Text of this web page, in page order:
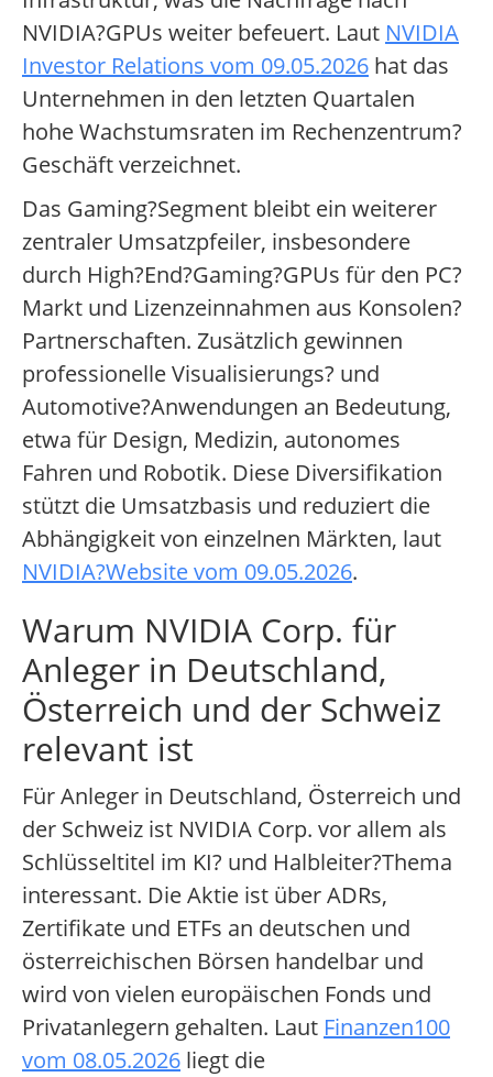
NVIDIA?GPUs weiter befeuert. Laut NVIDIA
Investor Relations vom 09.05.2026 hat das
Unternehmen in den letzten Quartalen
hohe Wachstumsraten im Rechenzentrum?
Geschäft verzeichnet.
Das Gaming?Segment bleibt ein weiterer
zentraler Umsatzpfeiler, insbesondere
durch High?End?Gaming?GPUs für den PC?
Markt und Lizenzeinnahmen aus Konsolen?
Partnerschaften. Zusätzlich gewinnen
professionelle Visualisierungs? und
Automotive?Anwendungen an Bedeutung,
etwa für Design, Medizin, autonomes
Fahren und Robotik. Diese Diversifikation
stützt die Umsatzbasis und reduziert die
Abhängigkeit von einzelnen Märkten, laut
NVIDIA?Website vom 09.05.2026.
Warum NVIDIA Corp. für
Anleger in Deutschland,
Österreich und der Schweiz
relevant ist
Für Anleger in Deutschland, Österreich und
der Schweiz ist NVIDIA Corp. vor allem als
Schlüsseltitel im KI? und Halbleiter?Thema
interessant. Die Aktie ist über ADRs,
Zertifikate und ETFs an deutschen und
österreichischen Börsen handelbar und
wird von vielen europäischen Fonds und
Privatanlegern gehalten. Laut Finanzen100
vom 08.05.2026 liegt die